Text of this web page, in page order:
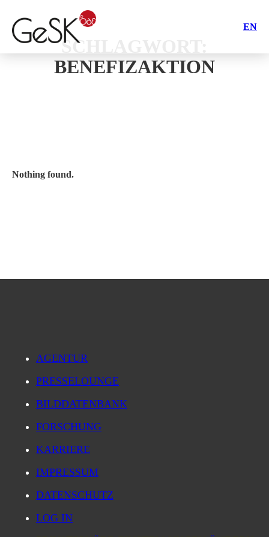
EN
SCHLAGWORT:
BENEFIZAKTION
Nothing found.
AGENTUR
PRESSELOUNGE
BILDDATENBANK
FORSCHUNG
KARRIERE
IMPRESSUM
DATENSCHUTZ
LOG IN